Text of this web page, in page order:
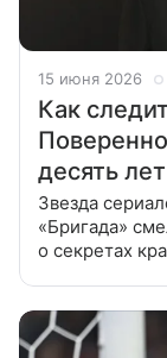
15 июня 2026
Как
десять
Звезда
«Бригада»
о секретах